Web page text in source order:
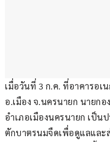
เมื่อวันที่ 3 ก.ค. ที่อาคารอเ
อ.เมือง จ.นครนายก นายก
อำเภอเมืองนครนายก เป็น
ตักบาตรนมจืดเพื่อดูแลและ